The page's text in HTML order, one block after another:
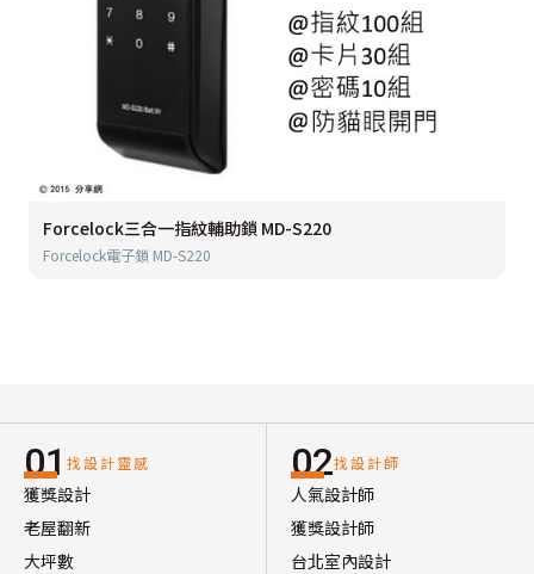
Forcelock三合一指紋輔助鎖 MD-S220
Forcelock電子鎖 MD-S220
01 找設計靈感
獲獎設計
老屋翻新
大坪數
02找設計師
人氣設計師
獲獎設計師
台北室內設計